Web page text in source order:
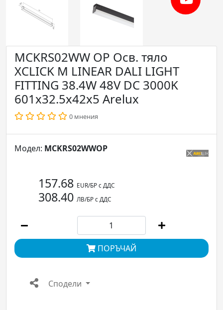
MCKRS02WW OP Осв. тяло
XCLICK M LINEAR DALI LIGHT
FITTING 38.4W 48V DC 3000K
601x32.5x42x5 Arelux
0 мнения
Модел: MCKRS02WWOP
157.68 EUR/БР с ДДС
308.40 ЛВ/БР с ДДС
ПОРЪЧАЙ
Сподели